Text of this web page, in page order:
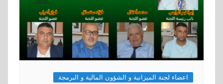
اعضاء لجنة الميزانية و الشؤون المالية و البرمجة